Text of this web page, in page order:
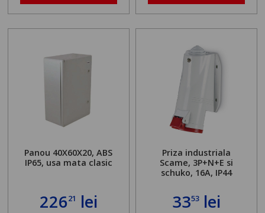
Panou 40X60X20, ABS
IP65, usa mata clasic
22621 lei
Priza industriala
Scame, 3P+N+E si
schuko, 16A, IP44
3353 lei